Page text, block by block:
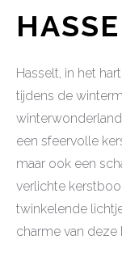
Hasselt, in het
tijdens de
een sfeervolle
maar ook een
verlichte
twinkelende
charme van deze